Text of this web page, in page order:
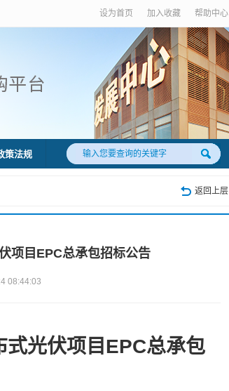
设为首页 加入收藏 帮助中心
策法规
返回上层
项目EPC总承包招标公告
08:44:03
光伏项目EPC总承包